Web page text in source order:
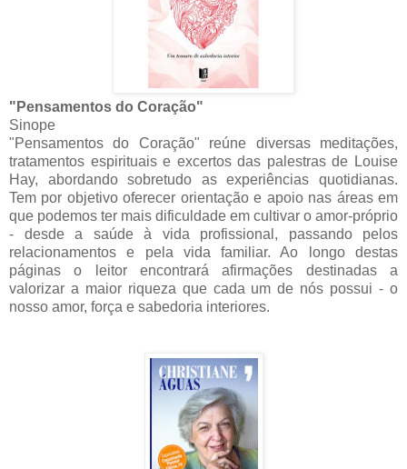
"Pensamentos do Coração"
Sinope
"Pensamentos do Coração" reúne diversas meditações,
tratamentos espirituais e excertos das palestras de Louise
Hay, abordando sobretudo as experiências quotidianas.
Tem por objetivo oferecer orientação e apoio nas áreas em
que podemos ter mais dificuldade em cultivar o amor-próprio
- desde a saúde à vida profissional, passando pelos
relacionamentos e pela vida familiar. Ao longo destas
páginas o leitor encontrará afirmações destinadas a
valorizar a maior riqueza que cada um de nós possui - o
nosso amor, força e sabedoria interiores.